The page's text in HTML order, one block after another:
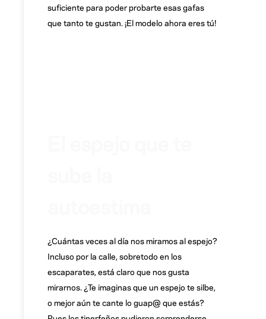
suficiente para poder probarte esas gafas
que tanto te gustan. ¡El modelo ahora eres tú!
¿Cuántas veces al día nos miramos al espejo?
Incluso por la calle, sobretodo en los
escaparates, está claro que nos gusta
mirarnos. ¿Te imaginas que un espejo te silbe,
o mejor aún te cante lo guap@ que estás?